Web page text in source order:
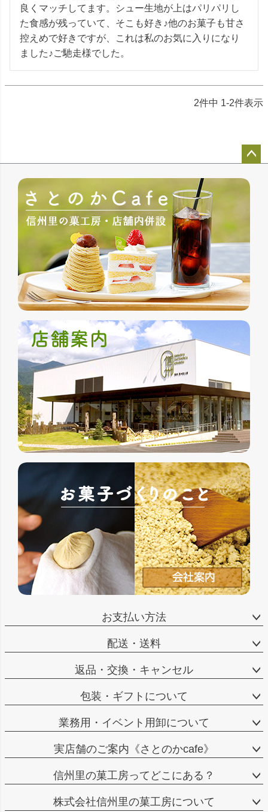
良くマッチしてます。シュー生地が上はパリパリし
た食感が残っていて、そこも好き♪他のお菓子も甘さ
控えめで好きですが、これは私のお気に入りになり
ました♪ご馳走様でした。
2件中 1-2件表示
ジト
お支払い方法
配送・送料
返品・交換・キャンセル
包装・ギフトについて
業務用・イベント用卸について
実店舗のご案内《さとのかcafe》
信州里の菓工房ってどこにある？
株式会社信州里の菓工房について